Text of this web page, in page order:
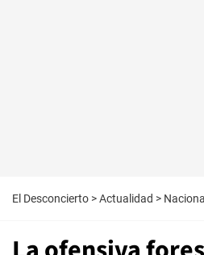
El Desconcierto >Actualidad > Nacional